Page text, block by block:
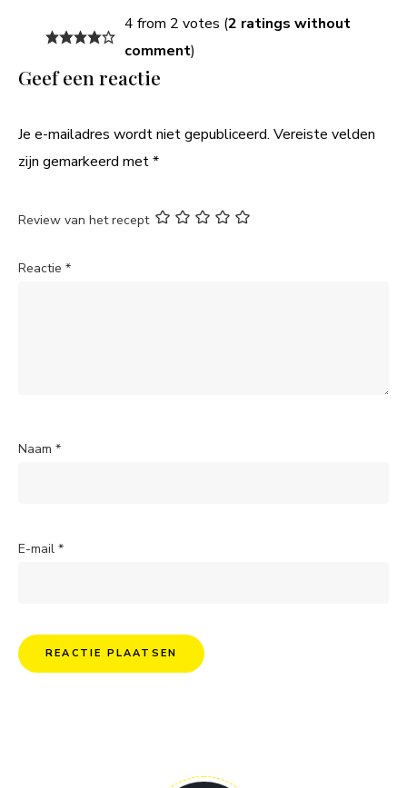
4 from 2 votes (2 ratings without
comment)
Geef een reactie
Je e-mailadres wordt niet gepubliceerd. Vereiste velden
zijn gemarkeerd met*
Review van het recept
Reactie *
Naam *
E-mail *